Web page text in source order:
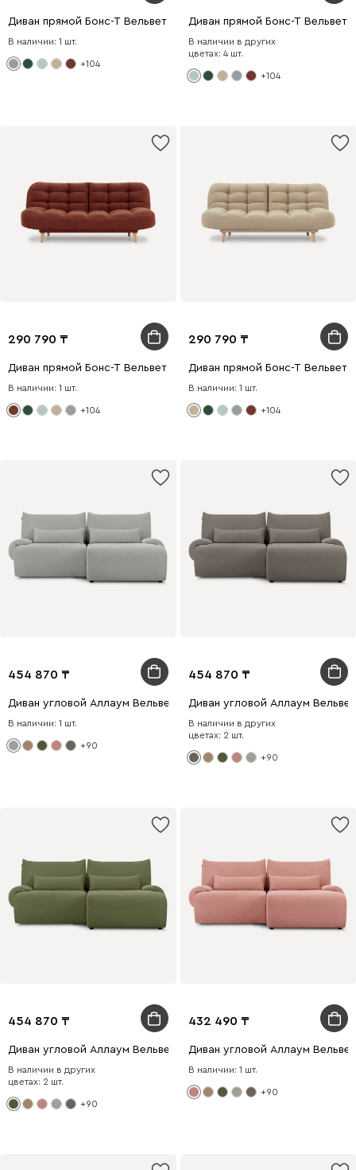
Диван прямой Бонс-Т Вельвет Светло-серый
В наличии: 1 шт.
+104
Диван прямой Бонс-Т Вельвет
В наличии в других
цветах: 4 шт.
+104
290 790
Диван прямой Бонс-Т Вельвет Терракотовый
В наличии: 1 шт.
+104
290 790
Диван прямой Бонс-Т Вельвет
В наличии: 1 шт.
+104
454 870
Диван угловой Аллаум Вельвет Светло-серый
В наличии: 1 шт.
+90
454 870
Диван угловой Аллаум
В наличии в других
цветах: 2 шт.
+90
454 870
Диван угловой Аллаум Вельвет Оливковый
В наличии в других
цветах: 2 шт.
+90
432 490
Диван угловой Аллаум
В наличии: 1 шт.
+90